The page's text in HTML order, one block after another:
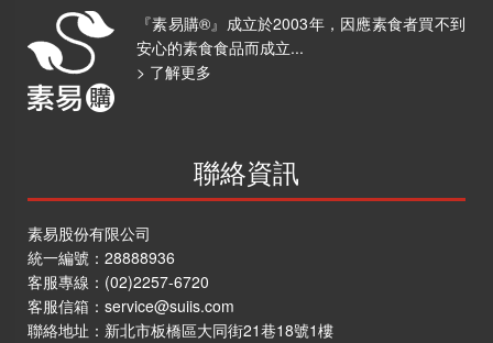
商店資訊
『素易購®』成立於2003年，因應素食者買不到
安心的素食食品而成立...
> 了解更多
聯絡資訊
素易股份有限公司
統一編號：28888936
客服專線： (02)2257-6720
客服信箱： service@suiis.com
聯絡地址： 新北市板橋區大同街21巷18號1樓